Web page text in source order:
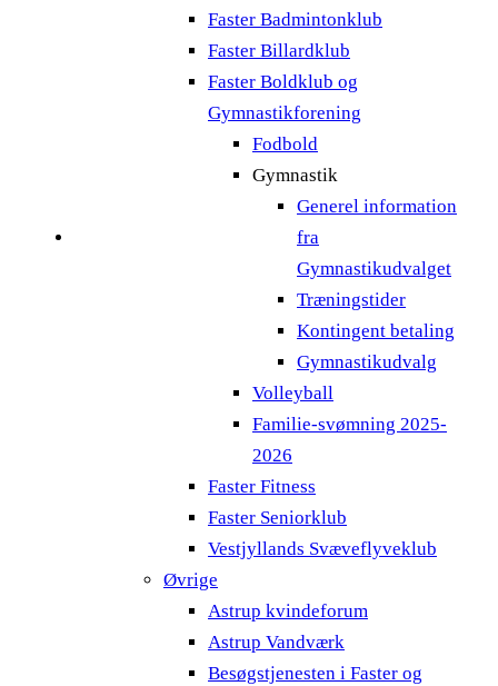
Faster Badmintonklub
Faster Billardklub
Faster Boldklub og
Gymnastikforening
Fodbold
Gymnastik
Generel information
fra
Gymnastikudvalget
Træningstider
Kontingent betaling
Gymnastikudvalg
Volleyball
Familie-svømning 2025-
2026
Faster Fitness
Faster Seniorklub
Vestjyllands Svæveflyveklub
Øvrige
Astrup kvindeforum
Astrup Vandværk
Besøgstjenesten i Faster og